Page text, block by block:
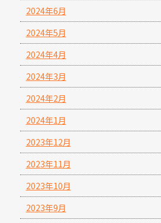
2024年6月
2024年5月
2024年4月
2024年3月
2024年2月
2024年1月
2023年12月
2023年11月
2023年10月
2023年9月